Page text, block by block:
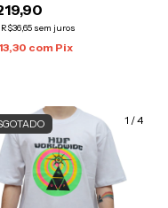
R$36,65 sem juros
com Pix
1 /4